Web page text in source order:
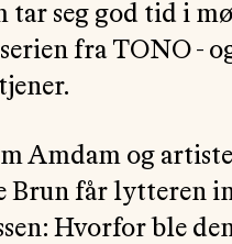
tar seg god tid i
fra TONO -
Amdam og
Brun får lytteren
Hvorfor ble